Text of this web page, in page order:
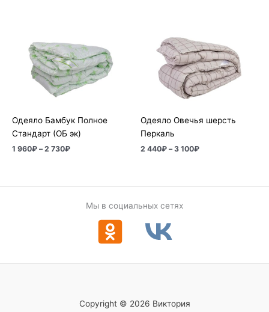
Одеяло Бамбук Полное
Стандарт (ОБ эк)
1 960₽ – 2 730₽
1
960₽
–
2
730₽
Одеяло Овечья шерсть
Перкаль
2 440₽ – 3 100₽
2
440₽
–
3
100₽
Мы в социальных сетях
Copyright © 2026 Виктория